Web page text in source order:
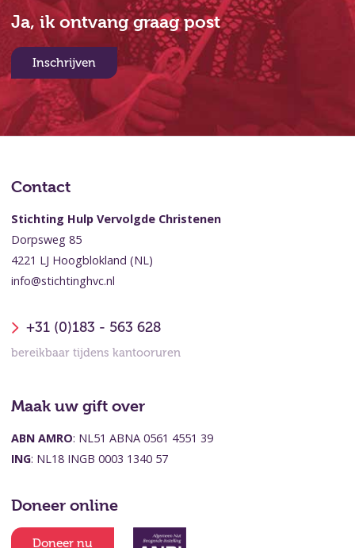
Ja, ik ontvang graag post
Inschrijven
Contact
Stichting Hulp Vervolgde Christenen
Dorpsweg 85
4221 LJ Hoogblokland (NL)
info@stichtinghvc.nl
+31 (0)183 - 563 628
bereikbaar tijdens kantooruren
Maak uw gift over
ABN AMRO: NL51 ABNA 0561 4551 39
ING: NL18 INGB 0003 1340 57
Doneer online
Doneer nu